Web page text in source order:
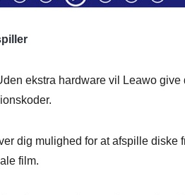
ekstra hardware vil Leawo
dig mulighed for at afspille diske
film.